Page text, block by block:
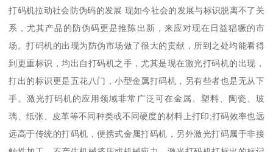
打码机拉动社会防伪码的发展 现如今社会的发展与标识脱离不了关
系，尤其产品的防伪码更是推陈出新，来应对现在日益猖獗的市
场。打码机的出现为防伪市场做了很大的贡献，所到之处均能看得
到更重标识，均出自打码机之手，尤其是现在激光打码机的出现，
打出的标识更是五花八门，小型金属打码机，另有些者也是无从下
手。激光打码机的应用领域非常广泛可在金属、塑料、陶瓷、玻
璃、纸张、皮革等不同种类或不同硬度的材料上打印;打码效率也远
远高于传统的打码机，便携式金属打码机，另外激光打码属于非接